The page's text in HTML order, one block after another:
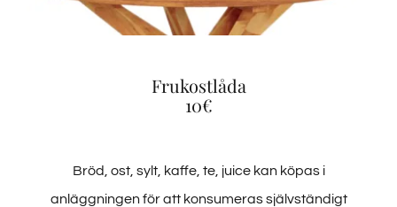
Frukostlåda
10€
Bröd, ost, sylt, kaffe, te, juice kan köpas i
anläggningen för att konsumeras självständigt